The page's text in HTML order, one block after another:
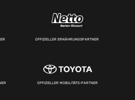
OFFIZIELLER ERNÄHRUNGSPARTNER
OFFIZIELLER MOBILITÄTS-PARTNER